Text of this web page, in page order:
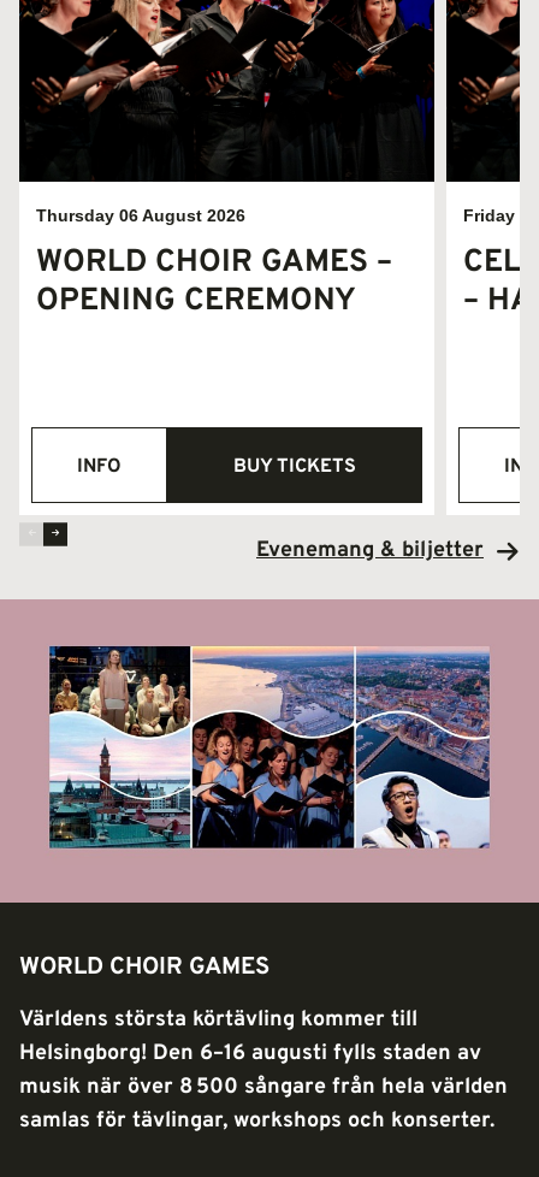
Thursday 06 August 2026
WORLD CHOIR GAMES –
OPENING CEREMONY
INFO BUY TICKETS
Friday
–
Evenemang & biljetter
WORLD CHOIR GAMES
Världens största körtävling kommer till
Helsingborg! Den 6–16 augusti fylls staden av
musik när över 8 500 sångare från hela världen
samlas för tävlingar, workshops och konserter.